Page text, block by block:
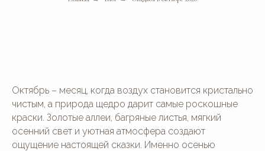
Октябрь – месяц, когда воздух становится кристально
чистым, а природа щедро дарит самые роскошные
краски. Золотые аллеи, багряные листья, мягкий
осенний свет и уютная атмосфера создают
ощущение настоящей сказки. Именно осенью